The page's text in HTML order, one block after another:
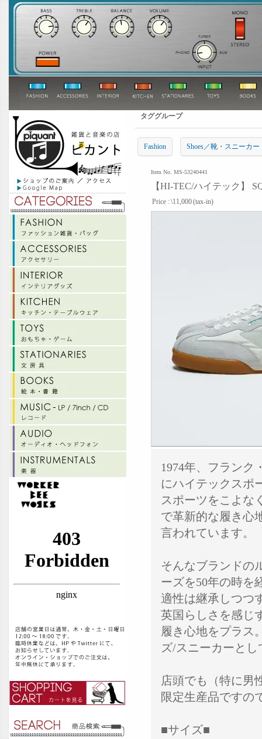
タググループ
Fashion Shoes／靴・スニーカー
Item No. MS-53240441
【HI-TEC/ハイテック】
Price :\11,000(tax-in)
1974年、フランク
にハイテックスポ
スポーツをこよな
で革新的な履き心
言われています。
そんなブランドの
ーズを50年の時を
適性は継承しつつ
英国らしさを感じ
履き心地をプラス
ズ/スニーカーと
店頭でも（特に男
限定生産品ですの
■サイズ■